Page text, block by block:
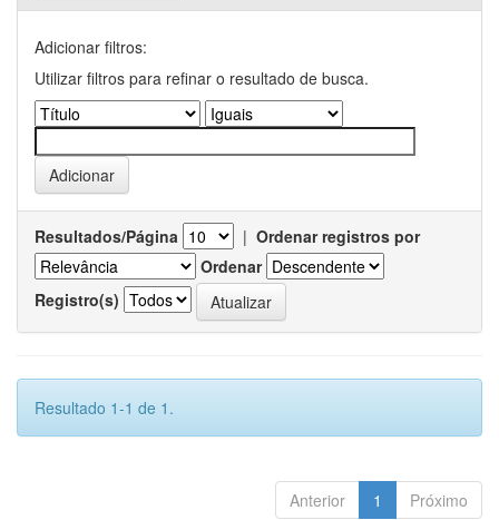
Adicionar filtros:
Utilizar filtros para refinar o resultado de busca.
Resultados/Página | Ordenar registros por
Ordenar
Registro(s)
Resultado 1-1 de 1.
Anterior 1 Próximo